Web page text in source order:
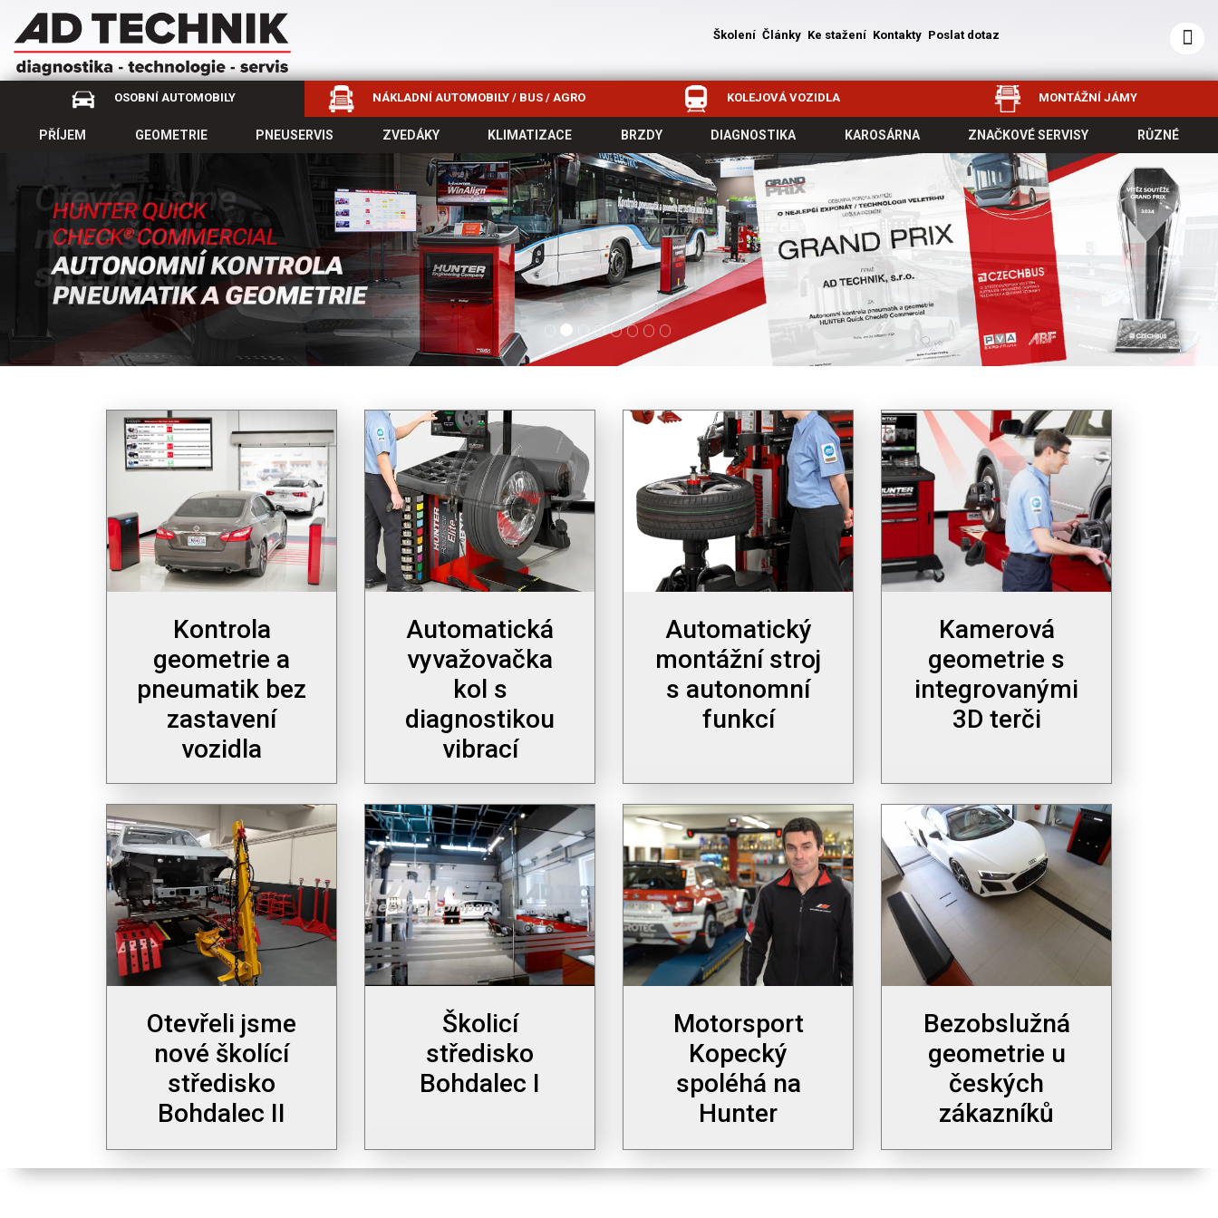
Školení Články Ke stažení Kontakty Poslat dotaz
OSOBNÍ AUTOMOBILY NÁKLADNÍ AUTOMOBILY / BUS / AGRO KOLEJOVÁ VOZIDLA MONTÁŽNÍ JÁMY
PŘÍJEM GEOMETRIE PNEUSERVIS ZVEDÁKY KLIMATIZACE BRZDY DIAGNOSTIKA KAROSÁRNA ZNAČKOVÉ SERVISY RŮZNÉ
Kontrola
geometrie a
pneumatik bez
zastavení
vozidla
Automatická
vyvažovačka
kol s
diagnostikou
vibrací
Automatický
montážní stroj
s autonomní
funkcí
Kamerová
geometrie s
integrovanými
3D terči
Otevřeli jsme
nové školící
středisko
Bohdalec II
Školicí
středisko
Bohdalec I
Motorsport
Kopecký
spoléhá na
Hunter
Bezobslužná
geometrie u
českých
zákazníků